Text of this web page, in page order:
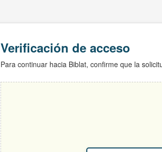
Verificación de acceso
Para continuar hacia Biblat, confirme que la